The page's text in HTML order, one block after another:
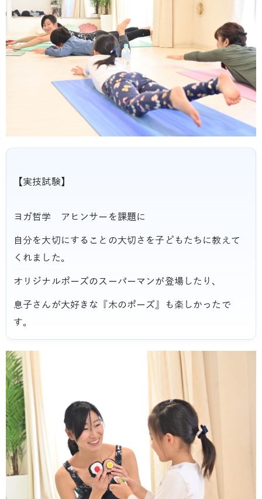
【実技試験】
ヨガ哲学 アヒンサーを課題に
自分を大切にすることの大切さを子どもたちに教えて
くれました。
オリジナルポーズのスーパーマンが登場したり、
息子さんが大好きな『木のポーズ』も楽しかったで
す。